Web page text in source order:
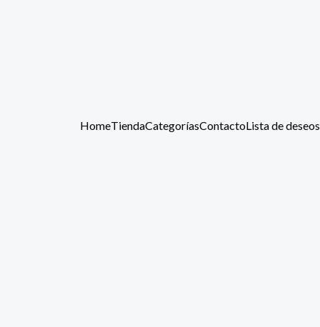
HomeTiendaCategoríasContactoLista de deseos